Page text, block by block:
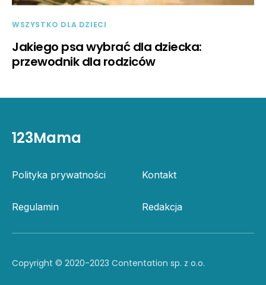
WSZYSTKO DLA DZIECI
Jakiego psa wybrać dla dziecka:
przewodnik dla rodziców
123Mama
Polityka prywatności Kontakt
Regulamin Redakcja
Copyright © 2020-2023 Contentation sp. z o.o.